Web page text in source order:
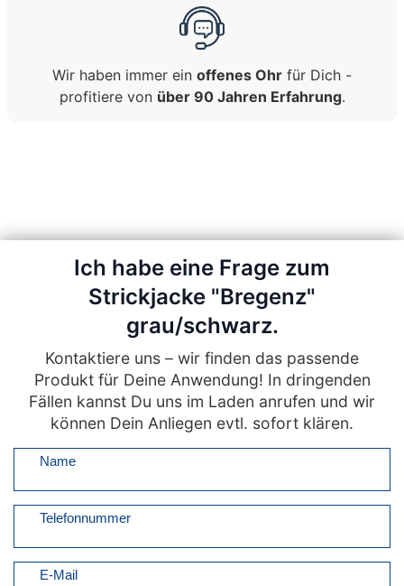
Wir haben immer ein offenes Ohr für Dich -
profitiere von über 90 Jahren Erfahrung.
Ich habe eine Frage zum
Strickjacke "Bregenz"
grau/schwarz.
Kontaktiere uns – wir finden das passende
Produkt für Deine Anwendung! In dringenden
Fällen kannst Du uns im Laden anrufen und wir
können Dein Anliegen evtl. sofort klären.
Name
Telefonnummer
E-Mail